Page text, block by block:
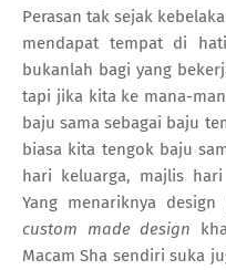
Perasan tak sejak
mendapat tempat di
bukanlah bagi yang
tapi jika kita ke mana-
baju sama sebagai baju
biasa kita tengok baju
hari keluarga, majlis
Yang menariknya
custom made design
Macam Sha sendiri suka